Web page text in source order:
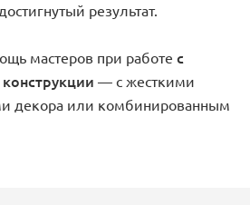
результат.
мастеров при работе с
— с жесткими
декора или комбинированным